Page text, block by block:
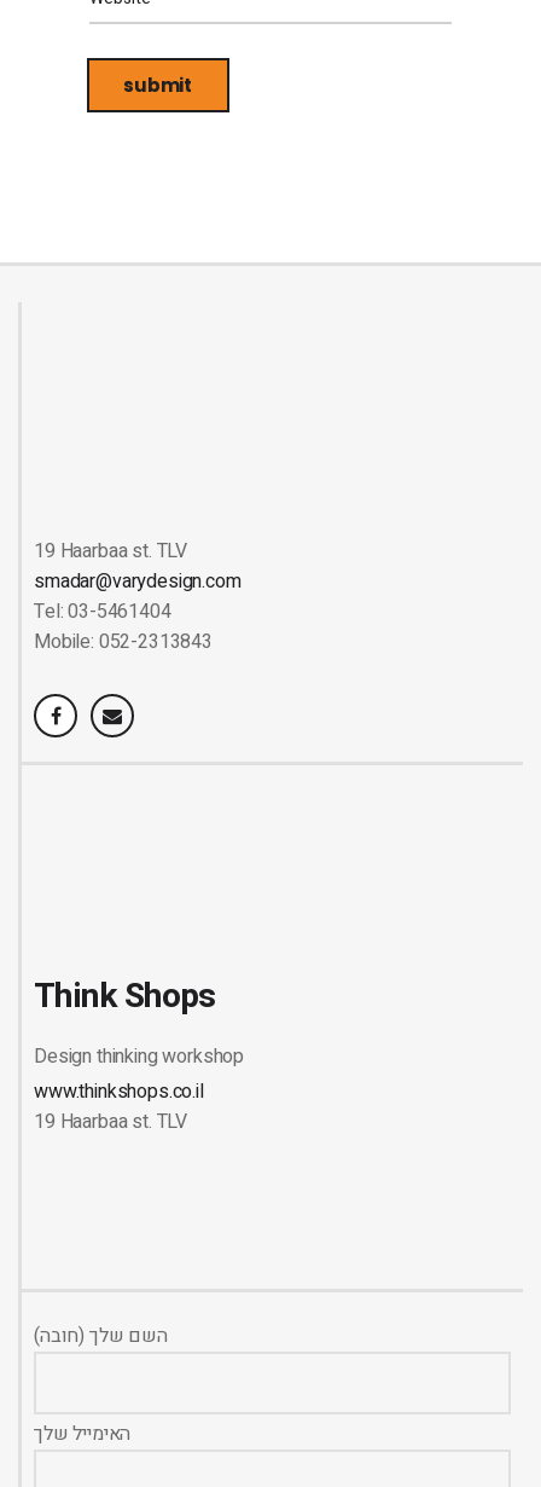
19 Haarbaa st. TLV
smadar@varydesign.com
Tel: 03-5461404
Mobile: 052-2313843
Think Shops
Design thinking workshop
www.thinkshops.co.il
19 Haarbaa st. TLV
השם שלך (חובה)
האימייל שלך